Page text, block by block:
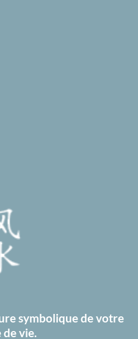
symbolique de votre
de vie.